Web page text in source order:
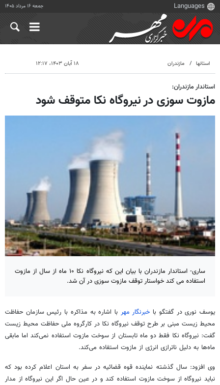
جمعه ۱۶ مرداد ۱۴۰۵
استانها مازندران ۱۸ آبان ۱۴۰۳، ۱۲:۱۷
استاندار مازندران:
مازوت سوزی در نیروگاه نکا متوقف شود
ساری- استاندار مازندران با بیان این که نیروگاه نکا ۱۰ ماه از سال از مازوت
استفاده می کند خواستار توقف مازوت سوزی در آن شد.
یوسف نوری در گفتگو با خبرنگار مهر با اشاره به مذاکره با رئیسسازمان حفاظت
محیط زیست مبنی بر طرح توقف نیروگاه نکا در کارگروه ملی حفاظت محیط زیست
گفت: نیروگاه نکا فقط دو ماه تابستان از سوخت مازوت استفاده نمی‌کند اما مابقی
ماه‌ها به دلیل ناترازی انرژی از مازوت استفاده می‌کند.
وی افزود: سال گذشته نماینده قوه قضائیه در سفر به استان اعلام کرده بود که
نباید نیروگاه از سوخت مازوت استفاده کند و در عین حال اگر این نیروگاه از مدار